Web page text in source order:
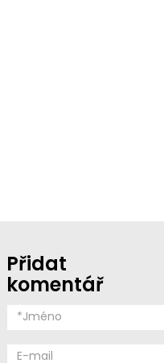
Přidat
komentář